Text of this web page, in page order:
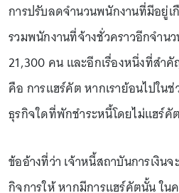
การปรับลดจำนวนพนักงานที่มีอยู่
รวมพนักงานที่จ้างชั่วคราวอีกจำน
21,300 คน และอีกเรื่องหนึ่งที่สำ
คือ การแฮร์คัต หากเราย้อนไปใน
ธุรกิจใดที่พักชำระหนี้โดยไม่แฮร์
ข้ออ้างที่ว่า เจ้าหนี้สถาบันการเงิ
กิจการให้ หากมีการแฮร์คัตนั้น ใน